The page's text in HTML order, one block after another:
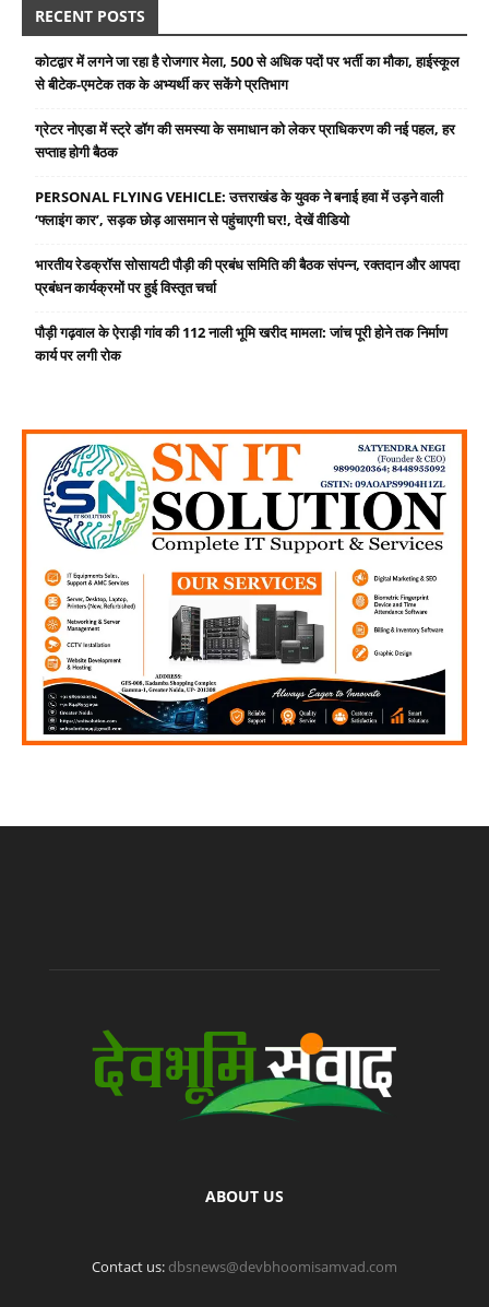
RECENT POSTS
कोटद्वार में लगने जा रहा है रोजगार मेला, 500 से अधिक पदों पर भर्ती का मौका, हाईस्कूल
से बीटेक-एमटेक तक के अभ्यर्थी कर सकेंगे प्रतिभाग
ग्रेटर नोएडा में स्ट्रे डॉग की समस्या के समाधान को लेकर प्राधिकरण की नई पहल, हर
सप्ताह होगी बैठक
PERSONAL FLYING VEHICLE: उत्तराखंड के युवक ने बनाई हवा में उड़ने वाली
‘फ्लाइंग कार’, सड़क छोड़ आसमान से पहुंचाएगी घर!, देखें वीडियो
भारतीय रेडक्रॉस सोसायटी पौड़ी की प्रबंध समिति की बैठक संपन्न, रक्तदान और आपदा
प्रबंधन कार्यक्रमों पर हुई विस्तृत चर्चा
पौड़ी गढ़वाल के ऐराड़ी गांव की 112 नाली भूमि खरीद मामला: जांच पूरी होने तक निर्माण
कार्य पर लगी रोक
ABOUT US
Contact us: dbsnews@devbhoomisamvad.com